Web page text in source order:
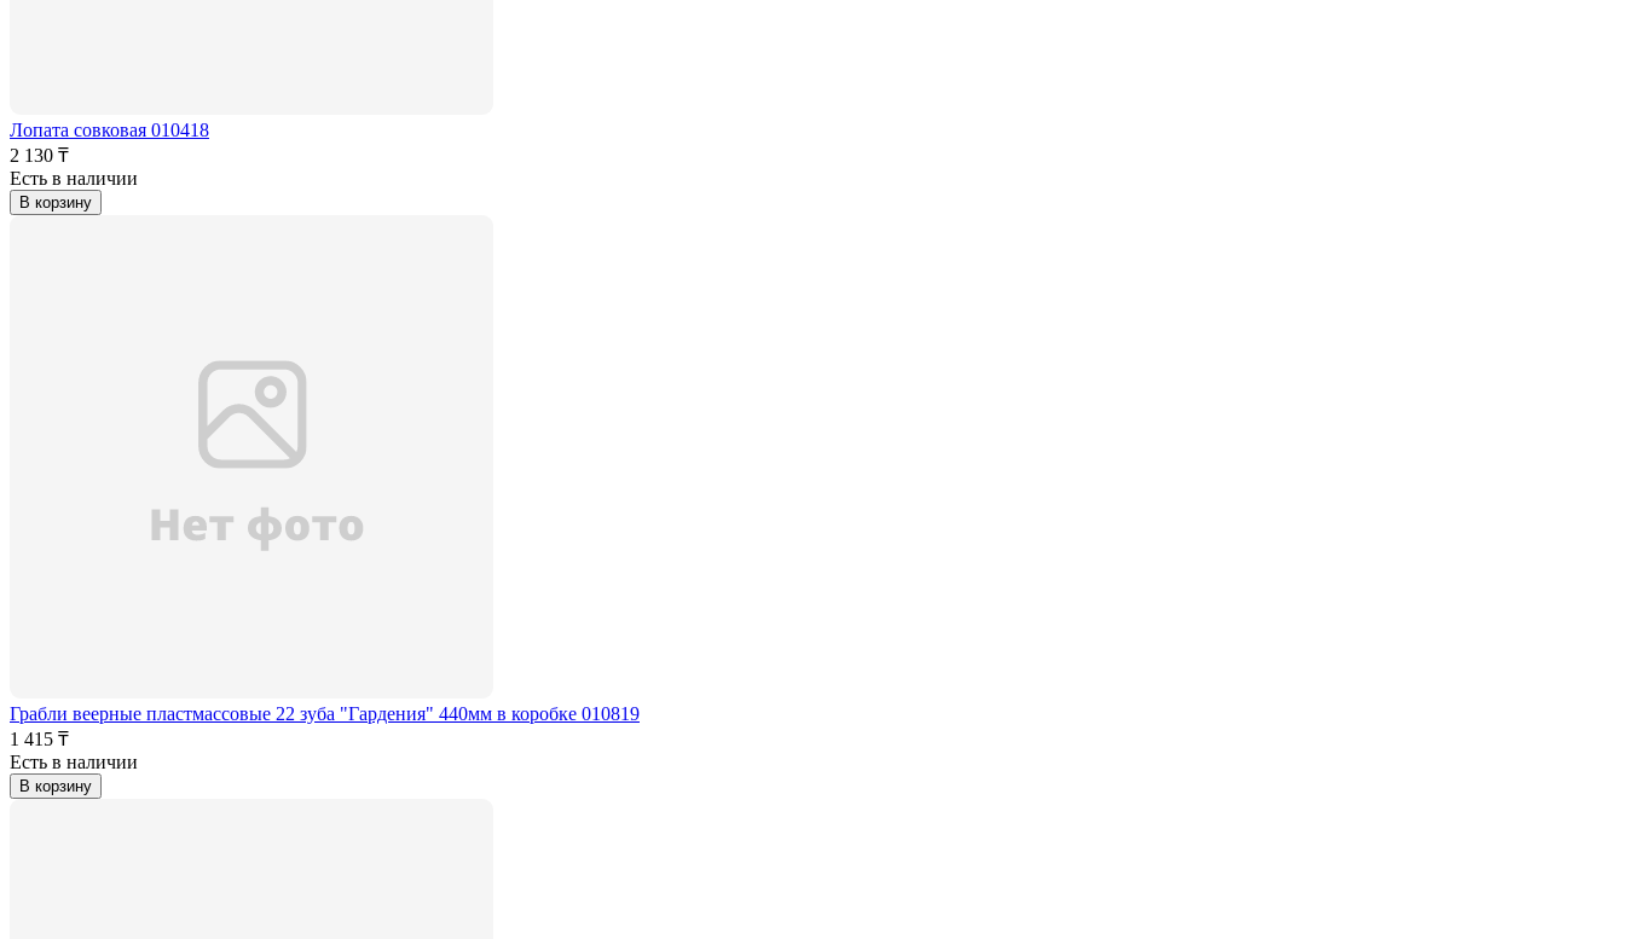
Лопата совковая 010418
2 130 ₸
Есть в наличии
В корзину
Грабли веерные пластмассовые 22 зуба "Гардения" 440мм в коробке 010819
1 415 ₸
Есть в наличии
В корзину